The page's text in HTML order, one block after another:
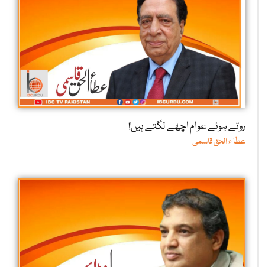
روتے ہوئے عوام اچھے لگتے ہیں!
عطا ء الحق قاسمی